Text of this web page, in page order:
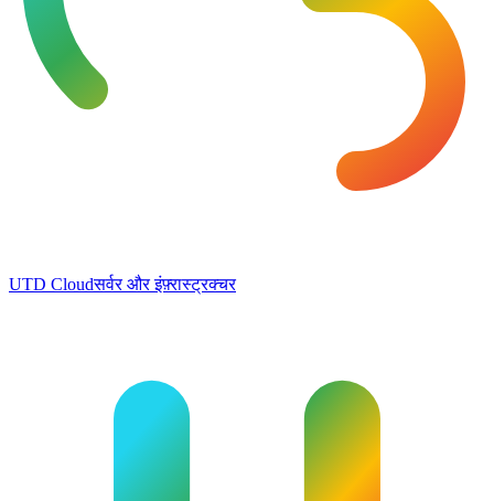
UTD Cloudसर्वर और इंफ़्रास्ट्रक्चर